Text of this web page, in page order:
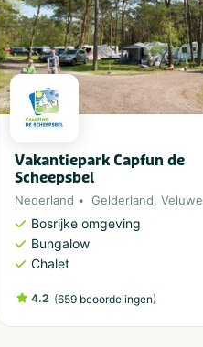
Vakantiepark Capfun de
Scheepsbel
Nederland Gelderland, Veluwe
Bosrijke omgeving
Bungalow
Chalet
4.2 (659 beoordelingen)